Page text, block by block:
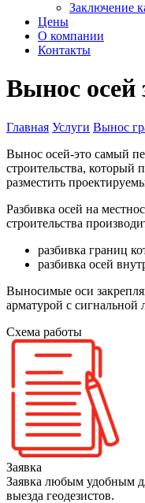
Заключение
Цены
О компании
Контакты
Вынос осей
Главная Услуги Вынос
Вынос осей-это самый
строительства, который
разместить
Разбивка осей на
строительства
разбивка границ
разбивка осей
Выносимые оси
арматурой с сигнальной
Схема работы
Заявка
Заявка любым удобным
выезда геодезистов.